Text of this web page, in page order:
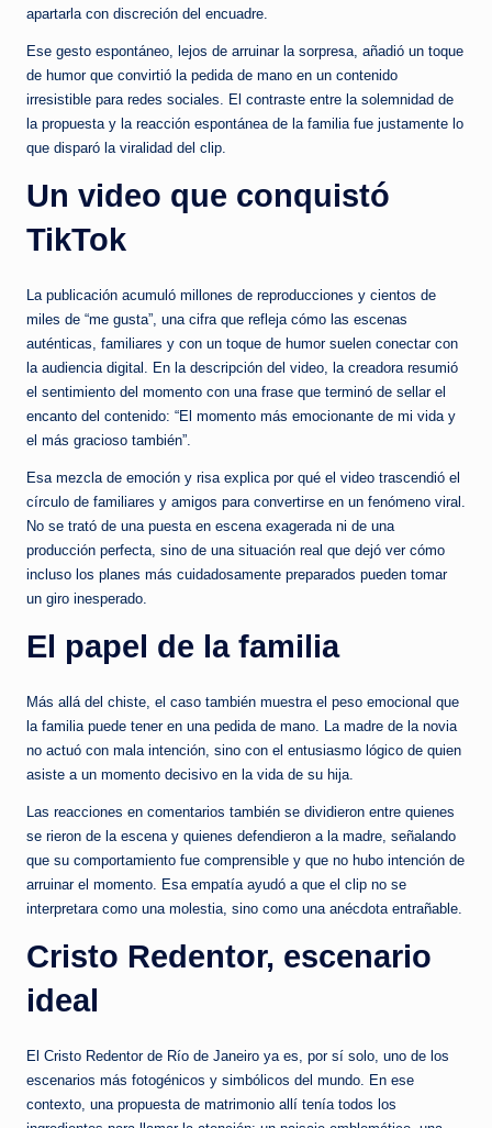
apartarla con discreción del encuadre.
Ese gesto espontáneo, lejos de arruinar la sorpresa, añadió un toque
de humor que convirtió la pedida de mano en un contenido
irresistible para redes sociales. El contraste entre la solemnidad de
la propuesta y la reacción espontánea de la familia fue justamente lo
que disparó la viralidad del clip.
Un video que conquistó
TikTok
La publicación acumuló millones de reproducciones y cientos de
miles de “me gusta”, una cifra que refleja cómo las escenas
auténticas, familiares y con un toque de humor suelen conectar con
la audiencia digital. En la descripción del video, la creadora resumió
el sentimiento del momento con una frase que terminó de sellar el
encanto del contenido: “El momento más emocionante de mi vida y
el más gracioso también”.
Esa mezcla de emoción y risa explica por qué el video trascendió el
círculo de familiares y amigos para convertirse en un fenómeno viral.
No se trató de una puesta en escena exagerada ni de una
producción perfecta, sino de una situación real que dejó ver cómo
incluso los planes más cuidadosamente preparados pueden tomar
un giro inesperado.
El papel de la familia
Más allá del chiste, el caso también muestra el peso emocional que
la familia puede tener en una pedida de mano. La madre de la novia
no actuó con mala intención, sino con el entusiasmo lógico de quien
asiste a un momento decisivo en la vida de su hija.
Las reacciones en comentarios también se dividieron entre quienes
se rieron de la escena y quienes defendieron a la madre, señalando
que su comportamiento fue comprensible y que no hubo intención de
arruinar el momento. Esa empatía ayudó a que el clip no se
interpretara como una molestia, sino como una anécdota entrañable.
Cristo Redentor, escenario
ideal
El Cristo Redentor de Río de Janeiro ya es, por sí solo, uno de los
escenarios más fotogénicos y simbólicos del mundo. En ese
contexto, una propuesta de matrimonio allí tenía todos los